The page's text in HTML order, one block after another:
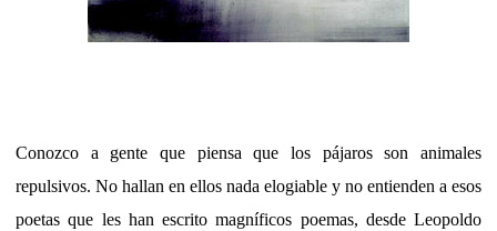
Conozco a gente que piensa que los pájaros son animales
repulsivos. No hallan en ellos nada elogiable y no entienden a esos
poetas que les han escrito magníficos poemas, desde Leopoldo